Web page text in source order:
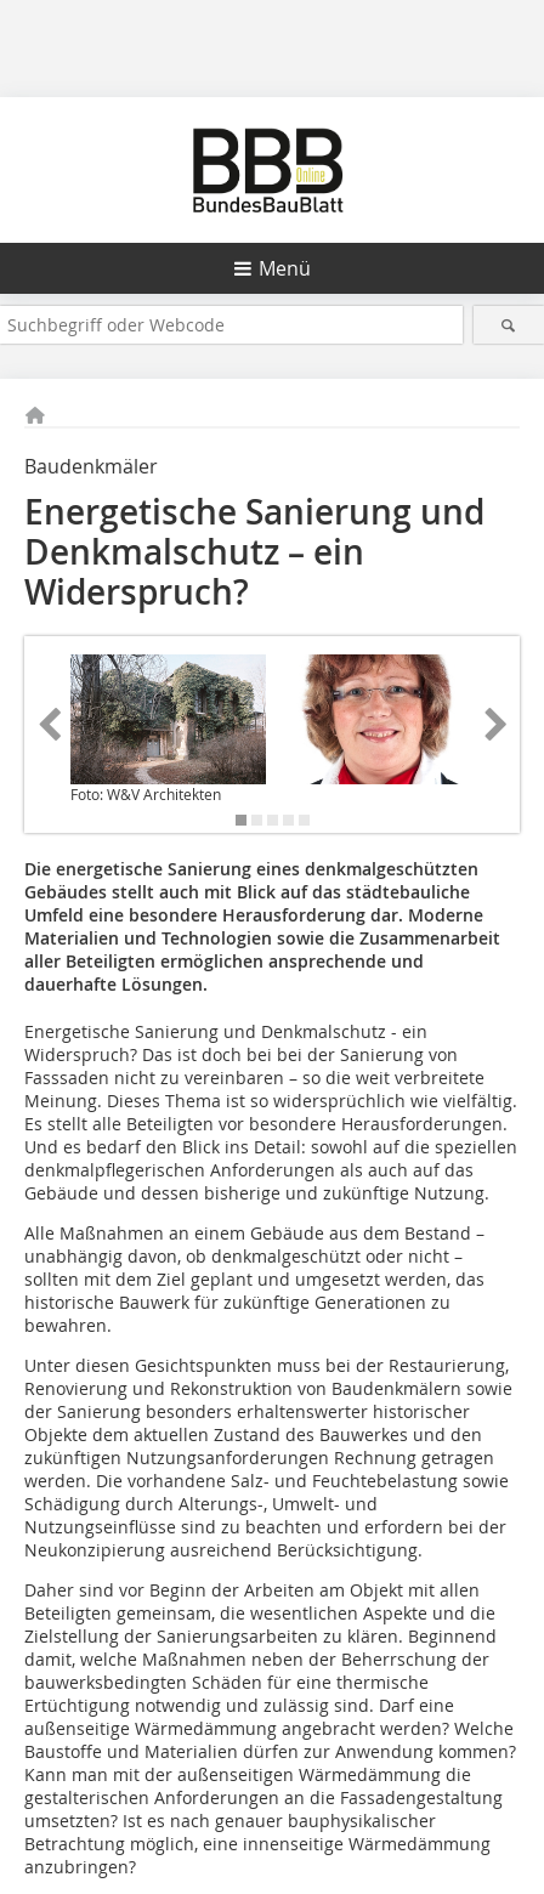
Menü
Baudenkmäler
Energetische Sanierung und
Denkmalschutz – ein
Widerspruch?
Foto: W&V Architekten
Die energetische Sanierung eines denkmalgeschützten
Gebäudes stellt auch mit Blick auf das städtebauliche
Umfeld eine besondere Herausforderung dar. Moderne
Materialien und Technologien sowie die Zusammenarbeit
aller Beteiligten ermöglichen ansprechende und
dauerhafte Lösungen.
Energetische Sanierung und Denkmalschutz - ein
Widerspruch? Das ist doch bei bei der Sanierung von
Fasssaden nicht zu vereinbaren – so die weit verbreitete
Meinung. Dieses Thema ist so widersprüchlich wie vielfältig.
Es stellt alle Beteiligten vor besondere Herausforderungen.
Und es bedarf den Blick ins Detail: sowohl auf die speziellen
denkmalpflegerischen Anforderungen als auch auf das
Gebäude und dessen bisherige und zukünftige Nutzung.
Alle Maßnahmen an einem Gebäude aus dem Bestand –
unabhängig davon, ob denkmalgeschützt oder nicht –
sollten mit dem Ziel geplant und umgesetzt werden, das
historische Bauwerk für zukünftige Generationen zu
bewahren.
Unter diesen Gesichtspunkten muss bei der Restaurierung,
Renovierung und Rekonstruktion von Baudenkmälern sowie
der Sanierung besonders erhaltenswerter historischer
Objekte dem aktuellen Zustand des Bauwerkes und den
zukünftigen Nutzungsanforderungen Rechnung getragen
werden. Die vorhandene Salz- und Feuchtebelastung sowie
Schädigung durch Alterungs-, Umwelt- und
Nutzungseinflüsse sind zu beachten und erfordern bei der
Neukonzipierung ausreichend Berücksichtigung.
Daher sind vor Beginn der Arbeiten am Objekt mit allen
Beteiligten gemeinsam, die wesentlichen Aspekte und die
Zielstellung der Sanierungsarbeiten zu klären. Beginnend
damit, welche Maßnahmen neben der Beherrschung der
bauwerksbedingten Schäden für eine thermische
Ertüchtigung notwendig und zulässig sind. Darf eine
außenseitige Wärmedämmung angebracht werden? Welche
Baustoffe und Materialien dürfen zur Anwendung kommen?
Kann man mit der außenseitigen Wärmedämmung die
gestalterischen Anforderungen an die Fassadengestaltung
umsetzten? Ist es nach genauer bauphysikalischer
Betrachtung möglich, eine innenseitige Wärmedämmung
anzubringen?